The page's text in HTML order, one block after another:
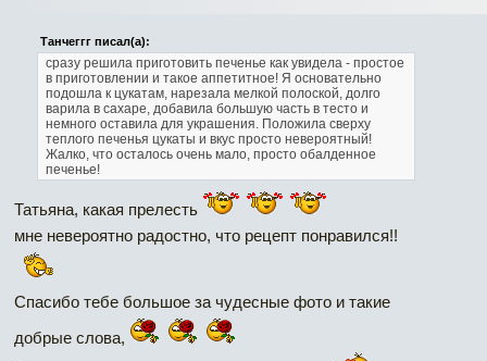
Танчеггг писал(а):
сразу решила приготовить печенье как увидела - простое
в приготовлении и такое аппетитное! Я основательно
подошла к цукатам, нарезала мелкой полоской, долго
варила в сахаре, добавила большую часть в тесто и
немного оставила для украшения. Положила сверху
теплого печенья цукаты и вкус просто невероятный!
Жалко, что осталось очень мало, просто обалденное
печенье!
Татьяна, какая прелесть
мне невероятно радостно, что рецепт понравился!!
Спасибо тебе большое за чудесные фото и такие
добрые слова,